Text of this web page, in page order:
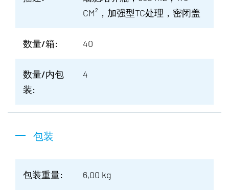
CM²，加强型TC处理，密闭盖
数量/箱: 40
数量/内包
装:
4
包装
包装重量: 6,00 kg